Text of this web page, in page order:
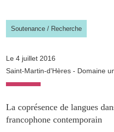
Soutenance / Recherche
Le 4 juillet 2016
Saint-Martin-d'Hères - Domaine
La coprésence de langues
francophone contemporain